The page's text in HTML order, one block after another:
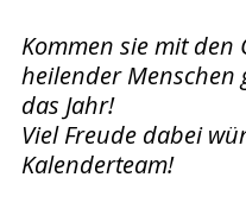
Kommen sie mit den
heilender Menschen
das Jahr!
Viel Freude dabei
Kalenderteam!